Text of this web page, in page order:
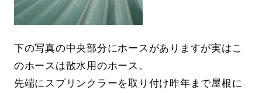
下の写真の中央部分にホースがありますが実はこ
のホースは散水用のホース。
先端にスプリンクラーを取り付け昨年まで屋根に